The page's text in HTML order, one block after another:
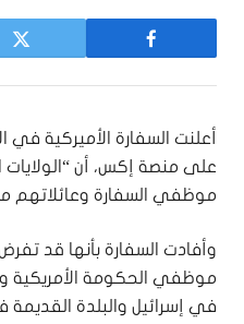
أعلنت السفارة الأميركية
على منصة إكس، أن
موظفي السفارة وعائلاتهم
وأفادت السفارة بأنها قد
موظفي الحكومة الأمريكية
في إسرائيل والبلدة